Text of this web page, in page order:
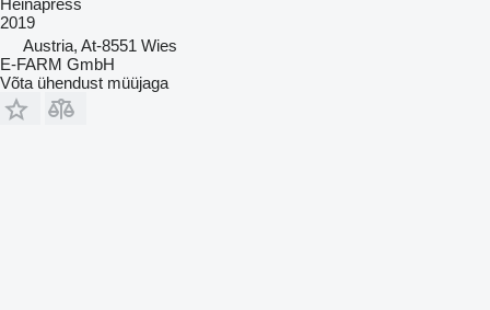
2019
Austria, At-8551 Wies
E-FARM GmbH
Võta ühendust müüjaga